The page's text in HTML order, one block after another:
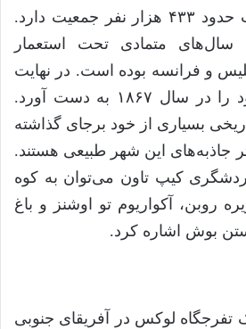
کیلومتر مربع مساحت حدود ۴۳۳ هزار نفر جمعیت دارد.
متمادی تحت استعمار
و فرانسه بوده است. در نهایت
این شهر استقلال خود را در سال ۱۸۶۷ به دست آورد.
بسیاری از خود برجای گذاشته
جاذبه‌های این شهر طبیعی هستند.
کیپ تاون می‌توان به کوه
روبن، آکواریوم تو اوشنز و باغ
بوش اشاره کرد.
تفرجگاه لوکس در آفریقای جنوبی